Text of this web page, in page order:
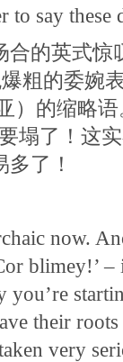
to say these
的英式惊
粗的委婉
）的缩略
塌了！这
了！
now.
blimey!’
their
very